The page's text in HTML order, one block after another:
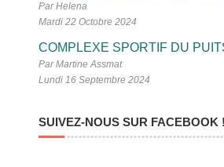
Par Helena
Mardi 22 Octobre 2024
COMPLEXE SPORTIF DU
Par Martine Assmat
Lundi 16 Septembre 2024
SUIVEZ-NOUS SUR FACEBOOK !